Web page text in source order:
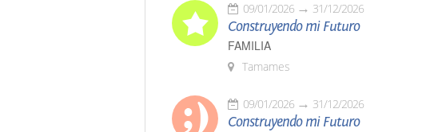
09/01/2026 31/12/2026
Construyendo mi Futuro
FAMILIA
Tamames
09/01/2026 31/12/2026
Construyendo mi Futuro